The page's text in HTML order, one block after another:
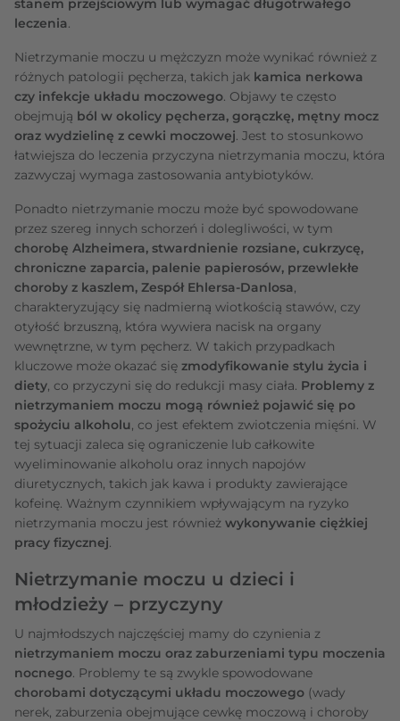
stanem przejściowym lub wymagać długotrwałego
leczenia.
Nietrzymanie moczu u mężczyzn może wynikać również z
różnych patologii pęcherza, takich jak kamica nerkowa
czy infekcje układu moczowego. Objawy te często
obejmują ból w okolicy pęcherza, gorączkę, mętny mocz
oraz wydzielinę z cewki moczowej. Jest to stosunkowo
łatwiejsza do leczenia przyczyna nietrzymania moczu, która
zazwyczaj wymaga zastosowania antybiotyków.
Ponadto nietrzymanie moczu może być spowodowane
przez szereg innych schorzeń i dolegliwości, w tym
chorobę Alzheimera, stwardnienie rozsiane, cukrzycę,
chroniczne zaparcia, palenie papierosów, przewlekłe
choroby z kaszlem, Zespół Ehlersa-Danlosa,
charakteryzujący się nadmierną wiotkością stawów, czy
otyłość brzuszną, która wywiera nacisk na organy
wewnętrzne, w tym pęcherz. W takich przypadkach
kluczowe może okazać się zmodyfikowanie stylu życia i
diety, co przyczyni się do redukcji masy ciała. Problemy z
nietrzymaniem moczu mogą również pojawić się po
spożyciu alkoholu, co jest efektem zwiotczenia mięśni. W
tej sytuacji zaleca się ograniczenie lub całkowite
wyeliminowanie alkoholu oraz innych napojów
diuretycznych, takich jak kawa i produkty zawierające
kofeinę. Ważnym czynnikiem wpływającym na ryzyko
nietrzymania moczu jest również wykonywanie ciężkiej
pracy fizycznej.
Nietrzymanie moczu u dzieci i
młodzieży – przyczyny
U najmłodszych najczęściej mamy do czynienia z
nietrzymaniem moczu oraz zaburzeniami typu moczenia
nocnego. Problemy te są zwykle spowodowane
chorobami dotyczącymi układu moczowego (wady
nerek, zaburzenia obejmujące cewkę moczową i choroby